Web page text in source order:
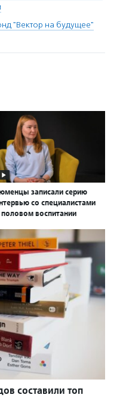
"Вектор на будущее"
записали серию
со специалистами
воспитании
составили топ